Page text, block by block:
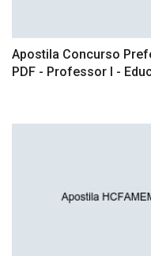
Apostila Concurso
PDF - Professor I -